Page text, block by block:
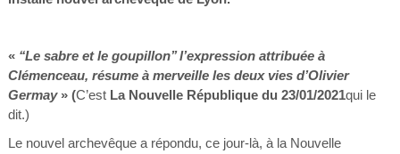
« ‘‘Le sabre etle goupillon’’l’expression attribuée à
Clémenceau, résume à merveille les deux vies d’Olivier
Germay»(C’estLa Nouvelle République du 23/01/2021qui le
dit.)
Le nouvel archevêque a répondu, ce jour-là, à la Nouvelle